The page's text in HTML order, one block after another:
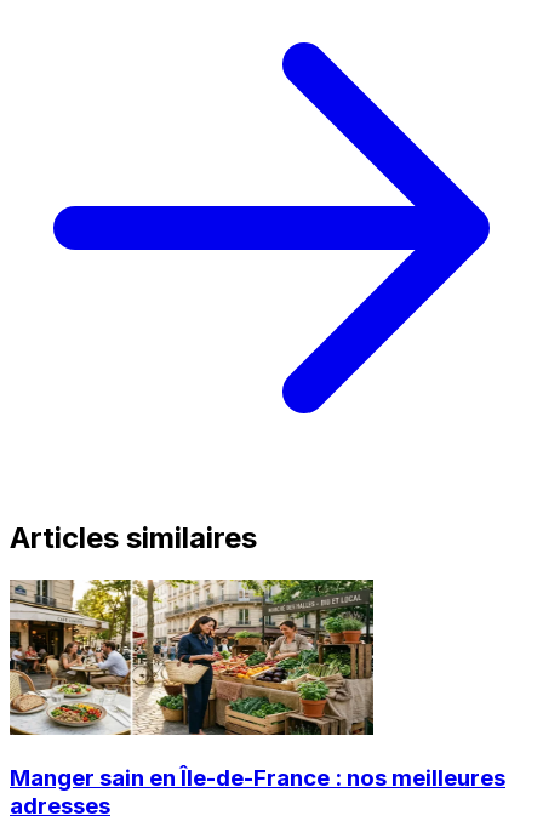
Articles similaires
Manger sain en Île-de-France : nos meilleures
adresses